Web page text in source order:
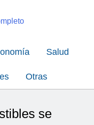
Salud
Otras
se